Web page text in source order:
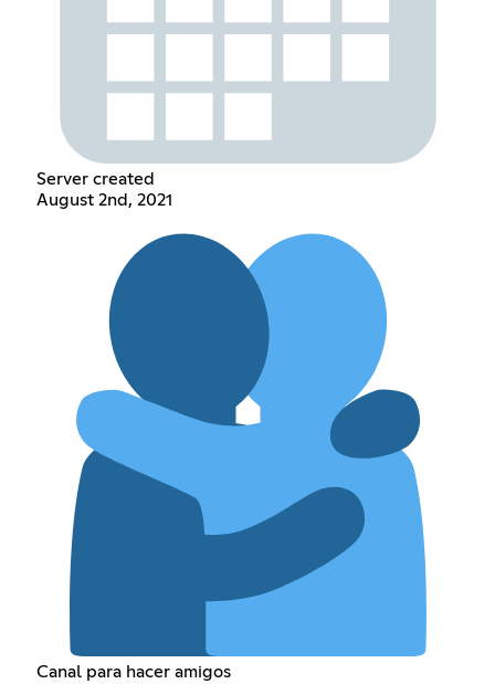
Server created
August 2nd, 2021
Canal para hacer amigos